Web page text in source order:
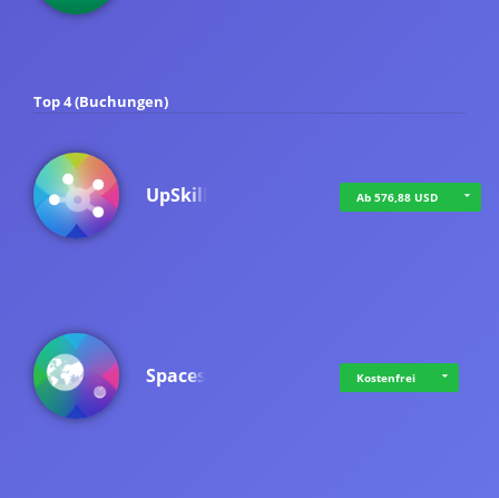
Top 4 (Buchungen)
UpSkill Ab 576,88 USD
Spaces Kostenfrei